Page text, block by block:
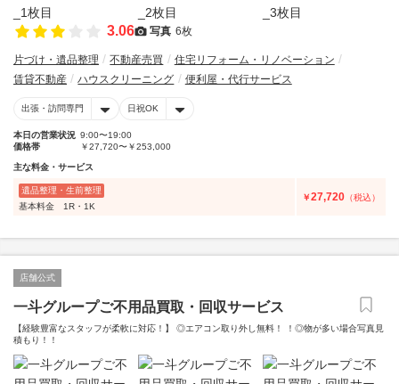
3.06 写真 6枚
片づけ・遺品整理 不動産売買
住宅リフォーム・リノベーション
賃貸不動産
ハウスクリーニング 便利屋・代行サービス
出張・訪問専門 日祝OK
本日の営業状況 9:00〜19:00
価格帯
￥27,720〜￥253,000
主な料金・サービス
遺品整理・生前整理
基本料金 1R・1K
￥27,720 （税込）
店舗公式
一斗グループご不用品買取・回収サービス
【経験豊富なスタッフが柔軟に対応！】 ◎エアコン取り外し無料！ ！◎物が多い場合写真見
積もり！！